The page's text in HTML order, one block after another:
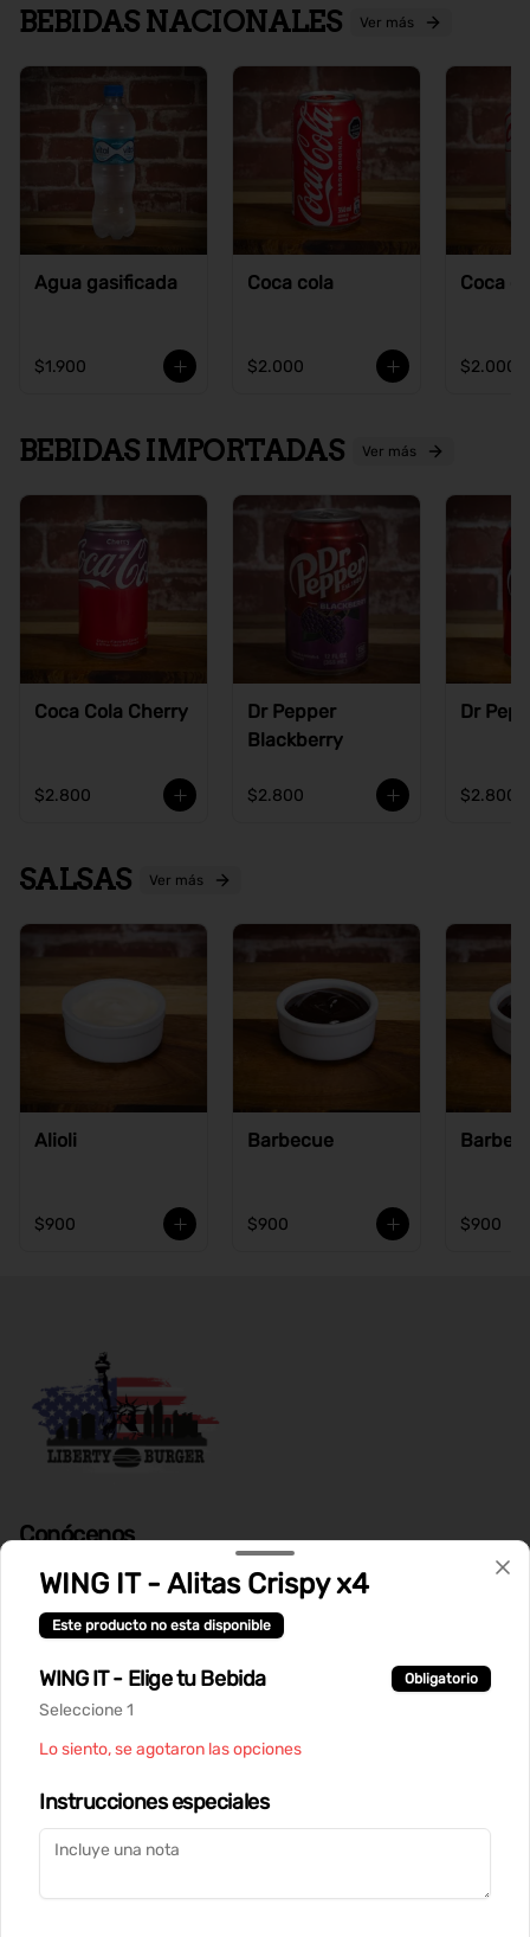
BEBIDAS NACIONALES Ver más
Agua gasificada
$1.900
Coca cola
$2.000
Coca
$2.000
BEBIDAS IMPORTADAS Ver más
Coca Cola Cherry
$2.800
Dr Pepper
Blackberry
$2.800
Dr
$2.800
SALSAS Ver más
Alioli
$900
Barbecue
$900 $900
Conócenos
Despacho
Términos y condiciones
Redes sociales
Instagram
Mi cuenta
Iniciar sesión
WING IT - Alitas Crispy x4
Este producto no esta disponible
WING IT - Elige tu Bebida Obligatorio
Seleccione 1
Lo siento, se agotaron las opciones
Instrucciones especiales